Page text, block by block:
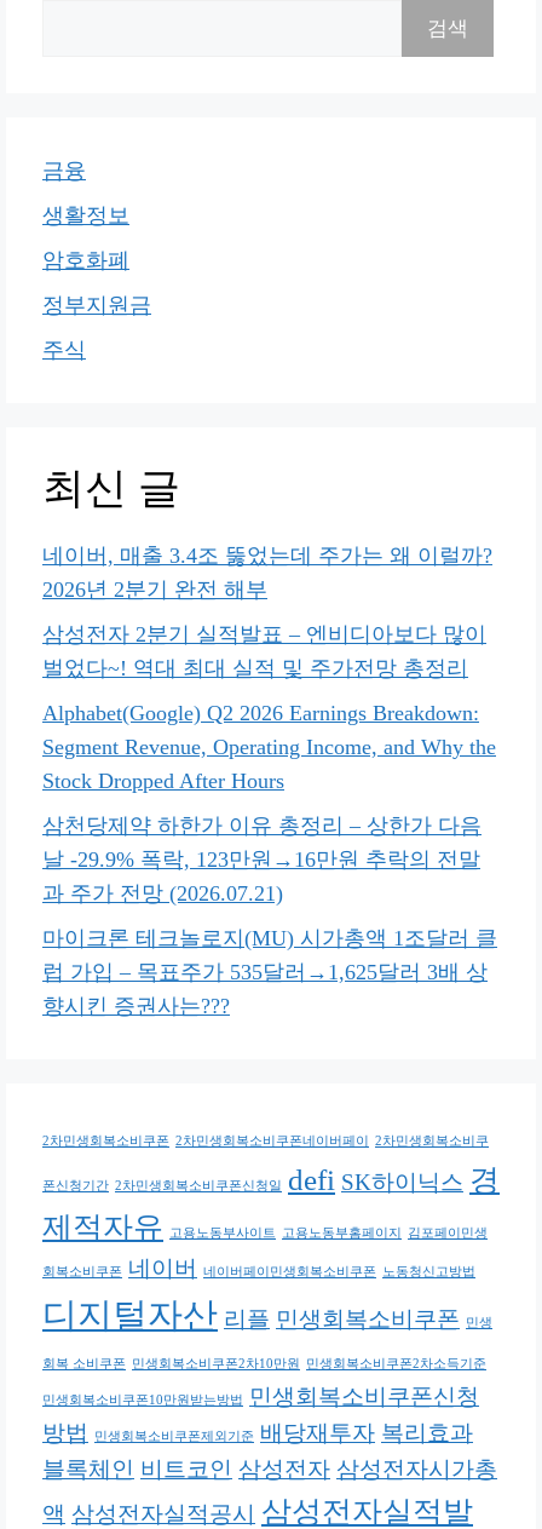
검색
금융
생활정보
암호화폐
정부지원금
주식
최신 글
네이버, 매출 3.4조 뚫었는데 주가는 왜 이럴까?
2026년 2분기 완전 해부
삼성전자 2분기 실적발표 – 엔비디아보다 많이
벌었다~! 역대 최대 실적 및 주가전망 총정리
Alphabet(Google) Q2 2026 Earnings Breakdown:
Segment Revenue, Operating Income, and Why the
Stock Dropped After Hours
삼천당제약 하한가 이유 총정리 – 상한가 다음
날 -29.9% 폭락, 123만원→16만원 추락의 전말
과 주가 전망 (2026.07.21)
마이크론 테크놀로지(MU) 시가총액 1조달러 클
럽 가입 – 목표주가 535달러→1,625달러 3배 상
향시킨 증권사는???
2차민생회복소비쿠폰 2차민생회복소비쿠폰네이버페이 2차민생회복소비쿠
폰신청기간 2차민생회복소비쿠폰신청일 defi SK하이닉스 경
제적자유
고용노동부사이트 고용노동부홈페이지 김포페이민생
회복소비쿠폰 네이버 네이버페이민생회복소비쿠폰 노동청신고방법
디지털자산 리플 민생회복소비쿠폰 민생
회복 소비쿠폰 민생회복소비쿠폰2차10만원 민생회복소비쿠폰2차소득기준
민생회복소비쿠폰10만원받는방법
민생회복소비쿠폰신청
방법
민생회복소비쿠폰제외기준 배당재투자 복리효과
블록체인 비트코인 삼성전자 삼성전자시가총
액 삼성전자실적공시
삼성전자실적발